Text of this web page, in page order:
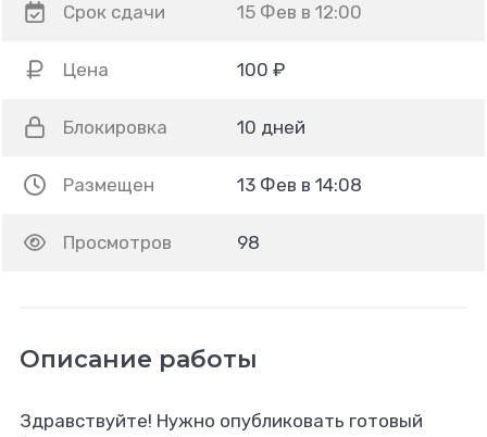
Срок сдачи 15 Фев в 12:00
Цена 100 ₽
Блокировка 10 дней
Размещен 13 Фев в 14:08
Просмотров 98
Описание работы
Здравствуйте! Нужно опубликовать готовый